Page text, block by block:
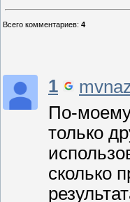
Всего комментариев: 4
1
По-
только
сколько